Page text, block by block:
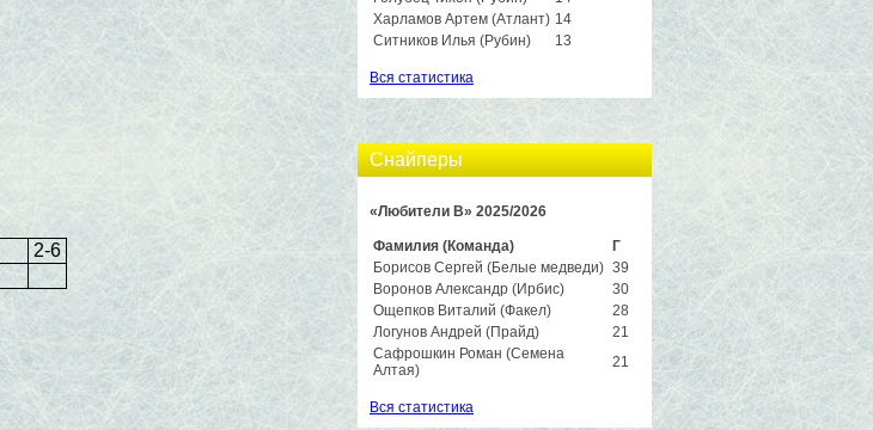
Харламов Артем (Атлант) 14
Ситников Илья (Рубин)
13
Вся статистика
Снайперы
«Любители B» 2025/2026
Фамилия (Команда)
Г
Борисов Сергей (Белые медведи) 39
Воронов Александр (Ирбис)
30
Ощепков Виталий (Факел)
28
Логунов Андрей (Прайд)
21
Сафрошкин Роман (Семена
Алтая)
21
Вся статистика
2-6